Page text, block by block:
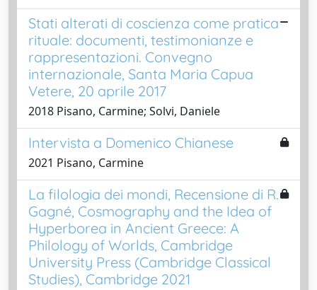
Stati alterati di coscienza come pratica
rituale: documenti, testimonianze e
rappresentazioni. Convegno
internazionale, Santa Maria Capua
Vetere, 20 aprile 2017
2018 Pisano, Carmine; Solvi, Daniele
Intervista a Domenico Chianese
2021 Pisano, Carmine
La filologia dei mondi, Recensione di R.
Gagné, Cosmography and the Idea of
Hyperborea in Ancient Greece: A
Philology of Worlds, Cambridge
University Press (Cambridge Classical
Studies), Cambridge 2021